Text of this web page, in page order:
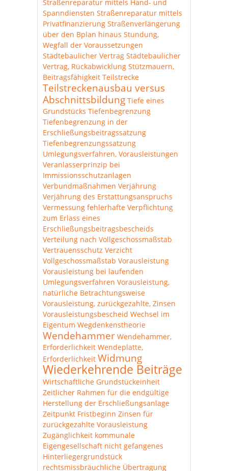
Straßenreparatur mittels Hand- und
Spanndiensten Straßenreparatur mittels
Privatfinanzierung Straßenverlängerung
über den Bplan hinaus Stundung,
Wegfall der Voraussetzungen
Städtebaulicher Vertrag Städtebaulicher
Vertrag, Rückabwicklung Stützmauern,
Beitragsfähigkeit Teilstrecke
Teilstreckenausbau versus
Abschnittsbildung Tiefe eines
Grundstücks Tiefenbegrenzung
Tiefenbegrenzung in der
Erschließungsbeitragssatzung
Tiefenbegrenzungssatzung
Umlegungsverfahren, Vorausleistungen
Veranlasserprinzip bei
Immissionsschutzanlagen
Verbundmaßnahmen Verjährung
Verjährung des Erstattungsanspruchs
Vermessung fehlerhafte Verpflichtung
zum Erlass eines
Erschließungsbeitragsbescheids
Verteilung nach Vollgeschossmaßstab
Vertrauensschutz Verzicht
Vollgeschossmaßstab Vorausleistung
Vorausleistung bei laufenden
Umlegungsverfahren Vorausleistung,
natürliche Betrachtungsweise
Vorausleistung, zurückgezahlte, Zinsen
Vorausleistungsbescheid Wechsel im
Eigentum Wegdenkenstheorie
Wendehammer Wendehammer,
Erforderlichkeit Wendeplatte,
Erforderlichkeit Widmung
Wiederkehrende Beiträge
Wirtschaftliche Grundstückeinheit
Zeitlicher Rahmen für die endgültige
Herstellung der Erschließungsanlage
Zeitpunkt Fristbeginn Zinsen für
zurückgezahlte Vorausleistung
Zugänglichkeit kommunale
Eigengesellschaft nicht gefangenes
Hinterliegergrundstück
rechtsmissbräuchliche Übertragung